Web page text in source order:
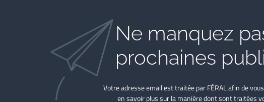
Ne manquez
prochaines
Votre adresse email est traitée par FÉRAL afin de
en savoir plus sur la manière dont sont traitées